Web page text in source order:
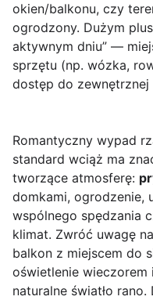
okien/balkonu, czy
ogrodzony. Dużym
aktywnym dniu” —
sprzętu (np. wózka,
dostęp do
Romantyczny wypad
standard wciąż ma
tworzące atmosferę:
domkami, ogrodzenie,
wspólnego spędzania
klimat. Zwróć uwagę
balkon z miejscem do
oświetlenie wieczorem
naturalne światło